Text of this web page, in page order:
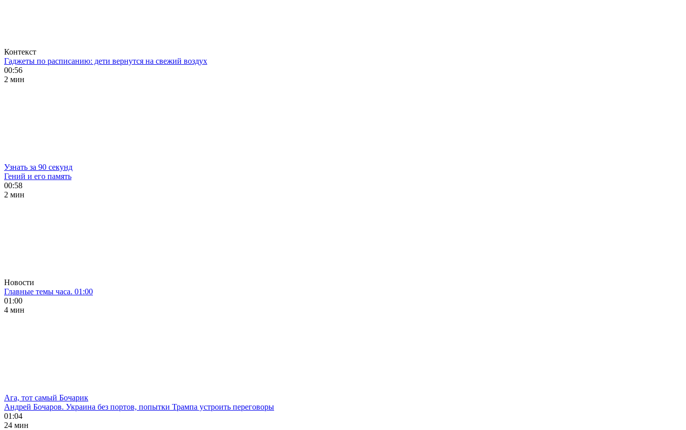
Контекст
Гаджеты по расписанию: дети вернутся на свежий воздух
00:56
2 мин
Узнать за 90 секунд
Гений и его память
00:58
2 мин
Новости
Главные темы часа. 01:00
01:00
4 мин
Ага, тот самый Бочарик
Андрей Бочаров. Украина без портов, попытки Трампа устроить переговоры
01:04
24 мин